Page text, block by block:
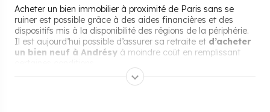
Acheter un bien immobilier à proximité de Paris sans se
ruiner est possible grâce à des aides financières et des
dispositifs mis à la disponibilité des régions de la périphérie.
Il est aujourd’hui possible d’assurer sa retraite et d’acheter
un bien neuf à Andrésy à moindre coût en remplissant